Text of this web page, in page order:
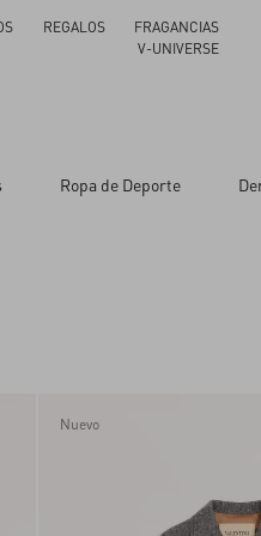
REGALOS
FRAGANCIAS
V-UNIVERSE
Restablecer todo
Ropa de Deporte
Nuevo